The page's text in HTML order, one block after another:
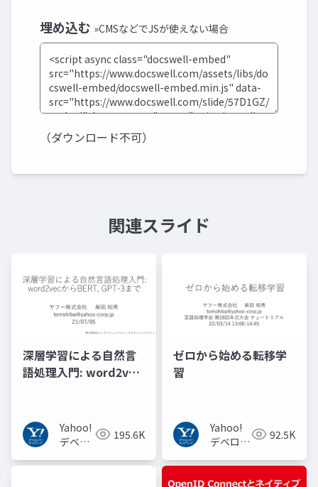
埋め込む »CMSなどでJSが使えない場合
（ダウンロード不可）
関連スライド
深層学習による自然言
語処理入門: word2vec
Yahoo!
デベロ
ネット
195.6K
ゼロから始める転移学
習
Yahoo!
デベロッ
トワーク
92.5K